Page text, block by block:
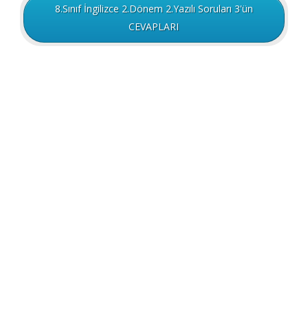
8.Sınıf İngilizce 2.Dönem 2.Yazılı Soruları 3'ün
CEVAPLARI